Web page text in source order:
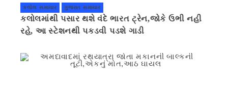
કલોલ સમાચાર ગુજરાત સમાચાર
કલોલમાંથી પસાર થશે વંદે ભારત ટ્રેન,જોકે ઉભી નહી
રહે, આ સ્ટેશનથી પકડવી પડશે ગાડી